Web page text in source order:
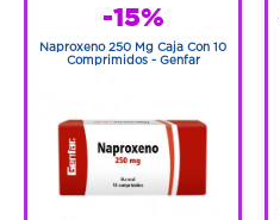
-15%
Naproxeno 250 Mg Caja Con 10
Comprimidos - Genfar